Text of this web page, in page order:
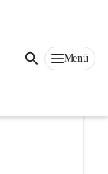
Menü